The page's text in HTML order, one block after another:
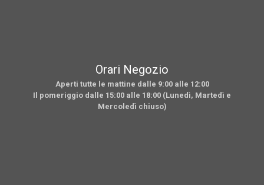
Orari Negozio
Aperti tutte le mattine dalle 9:00 alle 12:00
Il pomeriggio dalle 15:00 alle 18:00 (Lunedì, Martedì e
Mercoledì chiuso)